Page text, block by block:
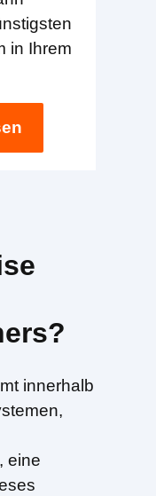
in Ihrem
innerhalb
, eine